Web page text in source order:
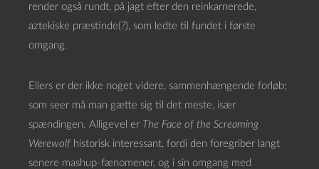
render også rundt, på jagt efter den reinkarnerede,
aztekiske præstinde(?), som ledte til fundet i første
omgang.
Ellers er der ikke noget videre, sammenhængende forløb;
som seer må man gætte sig til det meste, især
spændingen. Alligevel er The Face of the Screaming
Werewolf historisk interessant, fordi den foregriber langt
senere mashup-fænomener, og i sin omgang med